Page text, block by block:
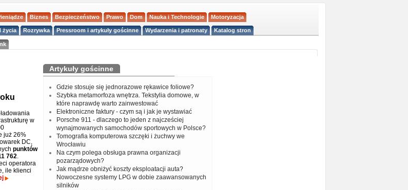
Biznes Bezpieczeństwo Prawo Dom Nauka i Technologie Motoryzacja
życia Rozrywka Pressroom i artykuły gościnne Wydarzenia i patronaty Katalog stron
w
już 26%
DC,
punktów
762.
operatora
ile klienci
Artykuły gościnne
Gdzie stosuje się jednorazowe rękawice foliowe?
Szybka metamorfoza wnętrza. Tekstylia domowe, w
które naprawdę warto zainwestować
Elektroniczne faktury - czym są i jak je wystawiać
Porsche 911 - dlaczego to jeden z najcześciej
wynajmowanych samochodów sportowych w Polsce?
Tomografia komputerowa szczęki i żuchwy we
Wrocławiu
Na czym polega obsługa prawna organizacji
pozarządowych?
Jak mądrze obniżyć koszty eksploatacji auta?
Nowoczesne systemy LPG w dobie zaawansowanych
silników